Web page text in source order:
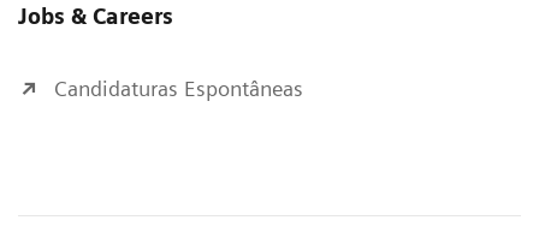
Jobs & Careers
Candidaturas Espontâneas